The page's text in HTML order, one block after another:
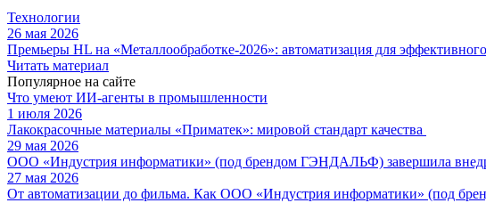
Технологии
26 мая 2026
Премьеры HL на «Металлообработке-2026»: автоматизация для
Читать материал
Популярное на сайте
Что умеют ИИ-агенты в промышленности
1 июля 2026
Лакокрасочные материалы «Приматек»: мировой стандарт качества
29 мая 2026
ООО «Индустрия информатики» (под брендом ГЭНДАЛЬФ) завершила
27 мая 2026
От автоматизации до фильма. Как ООО «Индустрия информатики» (под